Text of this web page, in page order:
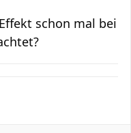
schon mal bei